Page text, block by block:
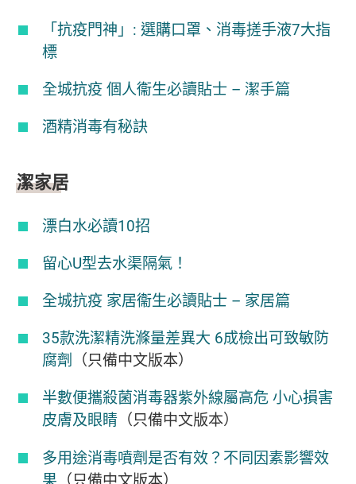
「抗疫門神」: 選購口罩、消毒搓手液7大指
標
全城抗疫 個人衞生必讀貼士 – 潔手篇
酒精消毒有秘訣
潔家居
漂白水必讀10招
留心U型去水渠隔氣！
全城抗疫 家居衞生必讀貼士 – 家居篇
35款洗潔精洗滌量差異大 6成檢出可致敏防
腐劑 （只備中文版本）
半數便攜殺菌消毒器紫外線屬高危 小心損害
皮膚及眼睛 （只備中文版本）
多用途消毒噴劑是否有效？不同因素影響效
果 （只備中文版本）